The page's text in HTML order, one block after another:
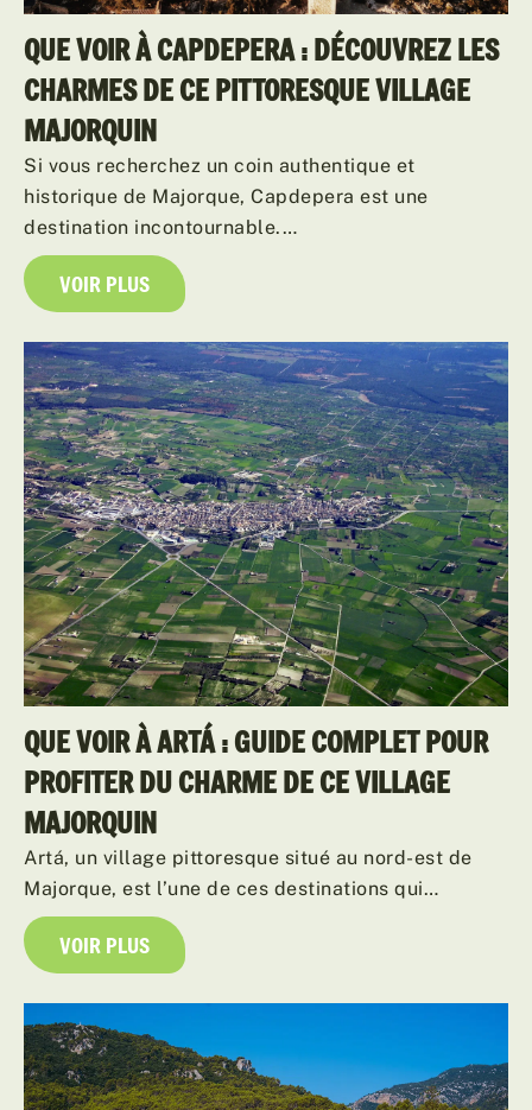
QUE VOIR À CAPDEPERA : DÉCOUVREZ LES
CHARMES DE CE PITTORESQUE VILLAGE
MAJORQUIN
Si vous recherchez un coin authentique et
historique de Majorque, Capdepera est une
destination incontournable.…
VOIR PLUS
QUE VOIR À ARTÁ : GUIDE COMPLET POUR
PROFITER DU CHARME DE CE VILLAGE
MAJORQUIN
Artá, un village pittoresque situé au nord-est de
Majorque, est l’une de ces destinations qui…
VOIR PLUS